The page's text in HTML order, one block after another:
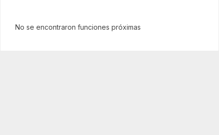
No se encontraron funciones próximas